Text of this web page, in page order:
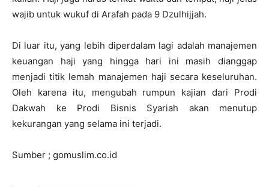
wajib untuk wukuf di Arafah pada 9 Dzulhijjah.
Di luar itu, yang lebih diperdalam lagi adalah manajemen
keuangan haji yang hingga hari ini masih dianggap
menjadi titik lemah manajemen haji secara keseluruhan.
Oleh karena itu, mengubah rumpun kajian dari Prodi
Dakwah ke Prodi Bisnis Syariah akan menutup
kekurangan yang selama ini terjadi.
Sumber ; gomuslim.co.id